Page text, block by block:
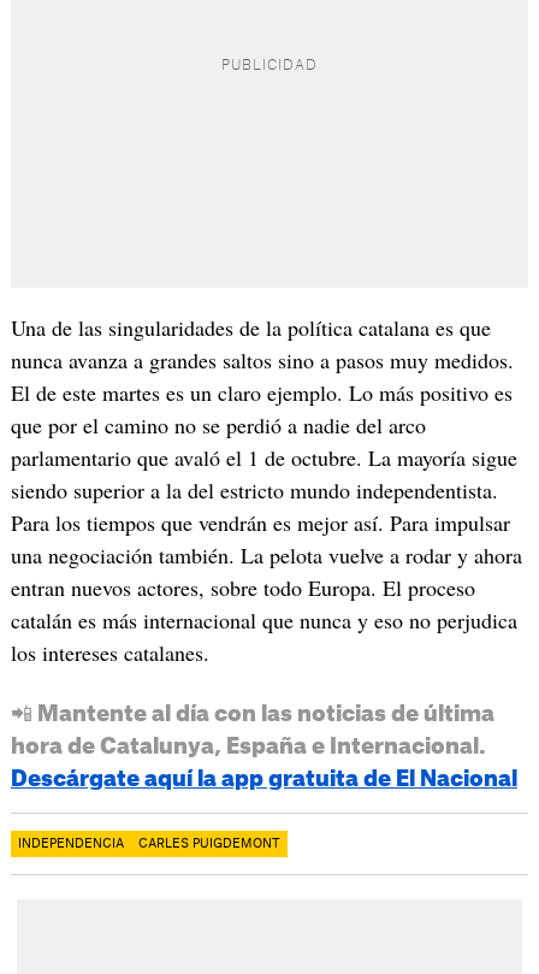
Una de las singularidades de la política catalana es que
nunca avanza a grandes saltos sino a pasos muy medidos.
El de este martes es un claro ejemplo. Lo más positivo es
que por el camino no se perdió a nadie del arco
parlamentario que avaló el 1 de octubre. La mayoría sigue
siendo superior a la del estricto mundo independentista.
Para los tiempos que vendrán es mejor así. Para impulsar
una negociación también. La pelota vuelve a rodar y ahora
entran nuevos actores, sobre todo Europa. El proceso
catalán es más internacional que nunca y eso no perjudica
los intereses catalanes.
📲 Mantente al día con las noticias de última
hora de Catalunya, España e Internacional.
Descárgate aquí la app gratuita de El Nacional
INDEPENDENCIA CARLES PUIGDEMONT